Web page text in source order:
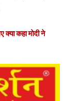
कहा मोदी ने